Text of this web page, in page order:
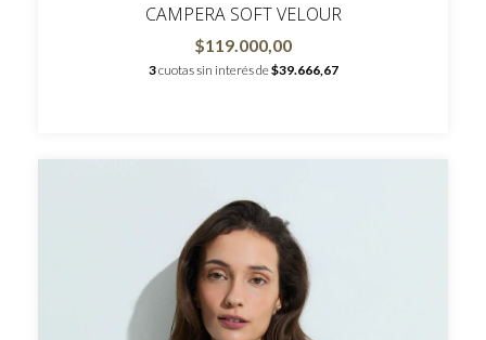
CAMPERA SOFT VELOUR
$119.000,00
3cuotas sin interés de$39.666,67